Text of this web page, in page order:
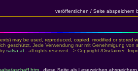
veröffentlichen / Seite abspeichern
may be used, reproduced, copied, modified or stored
geschützt. Jede Verwendung nur mit Genehmigung von
salsa.at - all rights reserved. -> Copyright /Disclaimer
aschaff.htmdiese Seite als Lesezeichen abspeichern